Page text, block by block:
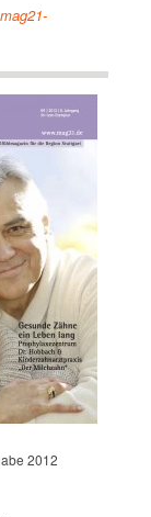
mag21-
2012